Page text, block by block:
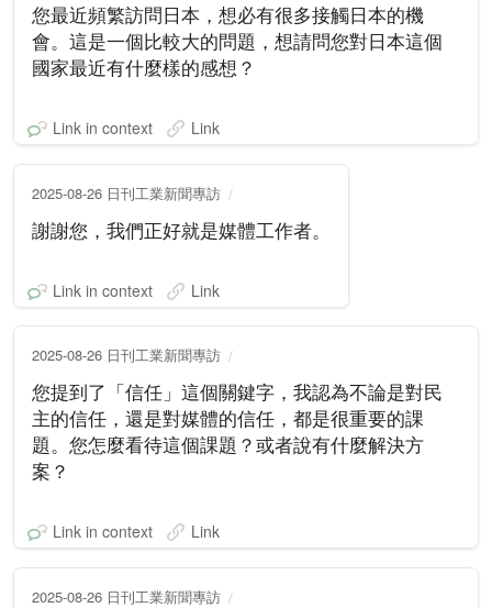
您最近頻繁訪問日本，想必有很多接觸日本的機
會。這是一個比較大的問題，想請問您對日本這個
國家最近有什麼樣的感想？
Link in context Link
2025-08-26 日刊工業新聞專訪
謝謝您，我們正好就是媒體工作者。
Link in context Link
2025-08-26 日刊工業新聞專訪
您提到了「信任」這個關鍵字，我認為不論是對民
主的信任，還是對媒體的信任，都是很重要的課
題。您怎麼看待這個課題？或者說有什麼解決方
案？
Link in context Link
2025-08-26 日刊工業新聞專訪